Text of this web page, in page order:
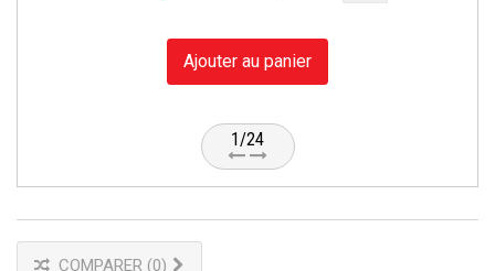
Ajouter au panier
1/24
COMPARER (0)